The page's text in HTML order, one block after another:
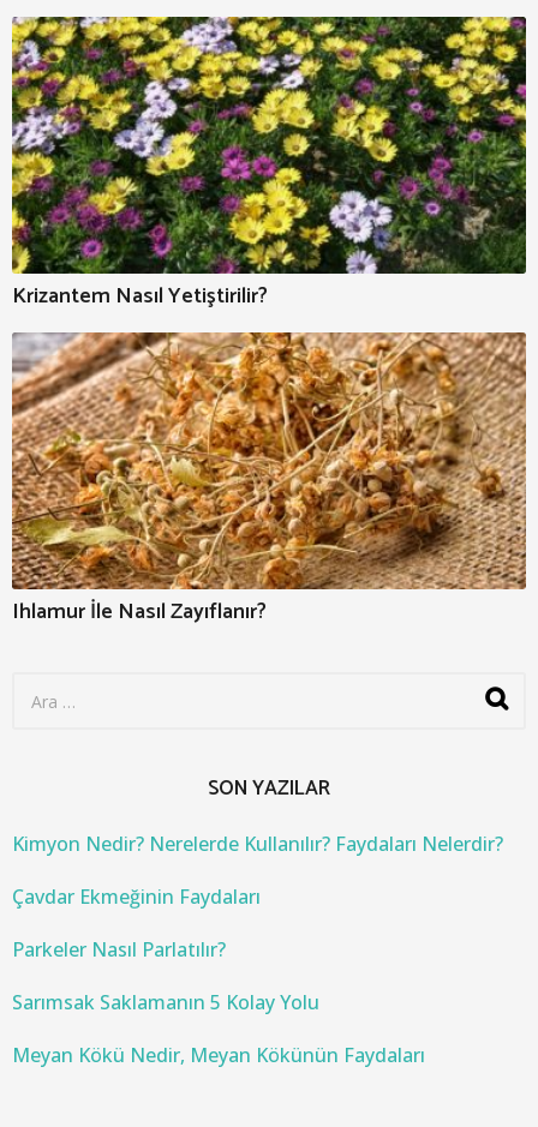
Krizantem Nasıl Yetiştirilir?
Ihlamur İle Nasıl Zayıflanır?
o
:
SON YAZILAR
Kimyon Nedir? Nerelerde Kullanılır? Faydaları Nelerdir?
Çavdar Ekmeğinin Faydaları
Parkeler Nasıl Parlatılır?
Sarımsak Saklamanın 5 Kolay Yolu
Meyan Kökü Nedir, Meyan Kökünün Faydaları